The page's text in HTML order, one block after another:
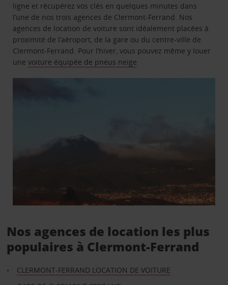
ligne et récupérez vos clés en quelques minutes dans
l’une de nos trois agences de Clermont-Ferrand. Nos
agences de location de voiture sont idéalement placées à
proximité de l’aéroport, de la gare ou du centre-ville de
Clermont-Ferrand. Pour l’hiver, vous pouvez même y louer
unevoiture équipée de pneus neige
Nos agences de location les plus
populaires à Clermont-Ferrand
CLERMONT-FERRAND LOCATION DE VOITURE